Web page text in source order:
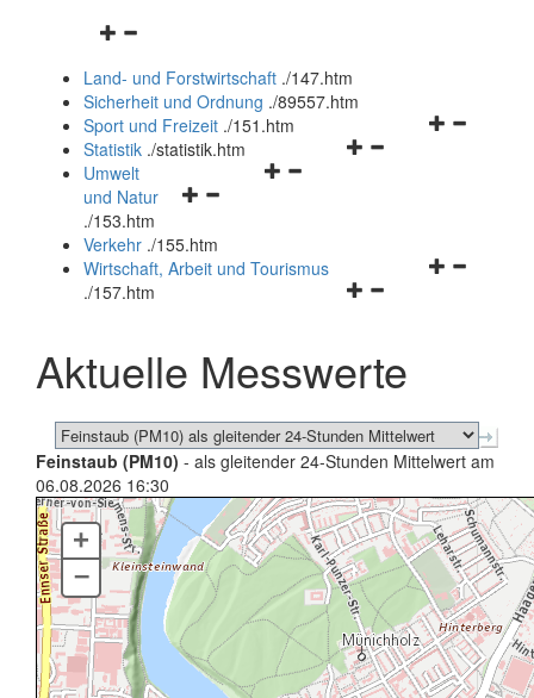
Navigationsmenü
und
schließen
Land- und Forstwirtschaft ./147.htm
Sicherheit und Ordnung ./89557.htm
Navigationsmenü
Sport und Freizeit ./151.htm
Navigationsmenü
Statistik ./statistik.htm
Navigationsmenü
und
schließen
Umwelt
und Natur
./153.htm
Verkehr ./155.htm
Navigationsmenü
schließen
Wirtschaft, Arbeit und Tourismus
./157.htm
Aktuelle Messwerte
Feinstaub (PM10) - als gleitender 24-Stunden Mittelwert am
06.08.2026 16:30
+
–